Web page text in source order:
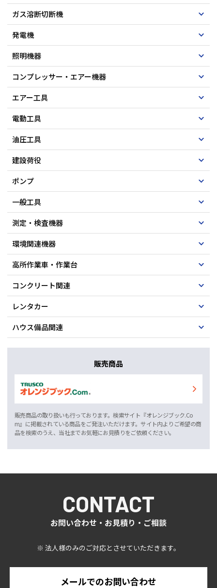
ガス溶断切断機
発電機
照明機器
コンプレッサー・エアー機器
エアー工具
電動工具
油圧工具
建設荷役
ポンプ
一般工具
測定・検査機器
環境関連機器
高所作業車・作業台
コンクリート関連
レンタカー
ハウス備品関連
販売商品
販売商品の取り扱いも行っております。検索サイト『オレンジブック.Co
m』に掲載されている商品をご発注いただけます。サイト内よりご希望の商
品を検索のうえ、当社までお気軽にお見積りをご依頼ください。
CONTACT
お問い合わせ・お見積り・ご相談
※ 法人様のみのご対応とさせていただきます。
メールでのお問い合わせ